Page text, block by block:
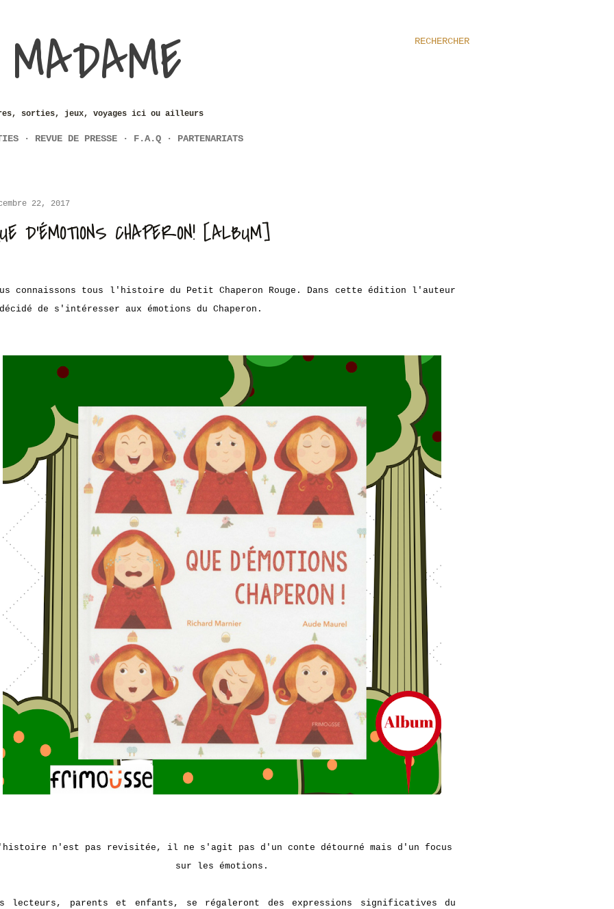
RECHERCHER
sorties, jeux, voyages ici ou ailleurs
REVUE DE PRESSE F.A.Q PARTENARIATS
22, 2017
D'ÉMOTIONS CHAPERON! [ALBUM]
connaissons tous l'histoire du Petit Chaperon Rouge. Dans cette édition l'auteur
de s'intéresser aux émotions du Chaperon.
n'est pas revisitée, il ne s'agit pas d'un conte détourné mais d'un focus
sur les émotions.
lecteurs, parents et enfants, se régaleront des expressions significatives du